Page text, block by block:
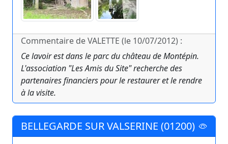
Commentaire de VALETTE (le 10/07/2012) :
Ce lavoir est dans le parc du château de Montépin.
L'association "Les Amis du Site" recherche des
partenaires financiers pour le restaurer et le rendre
à la visite.
BELLEGARDE SUR VALSERINE (01200)